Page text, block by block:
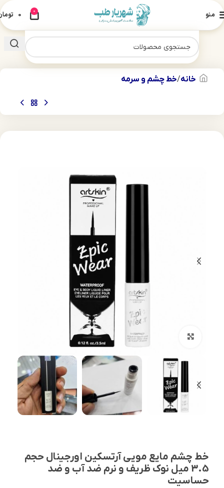
منو 0
0
خانه خط چشم و سرمه
بزرگنمایی تصویر
خط چشم مایع مویی آرتسکین اورجینال حجم
3.5 میل نوک ظریف و نرم ضد آب و ضد
حساسیت